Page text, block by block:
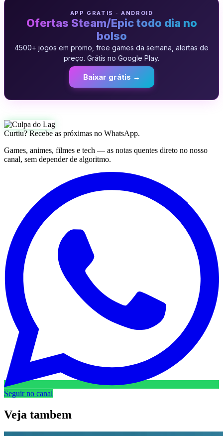
APP GRATIS · ANDROID
Ofertas Steam/Epic todo dia no
bolso
4500+ jogos em promo, free games da semana, alertas de
preço. Grátis no Google Play.
Baixar grátis →
Curtiu? Recebe as próximas no WhatsApp.
Games, animes, filmes e tech — as notas quentes direto no nosso
canal, sem depender de algoritmo.
Seguir no canal
Veja tambem